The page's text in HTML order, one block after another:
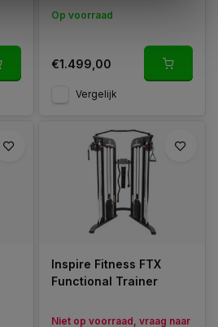
Op voorraad
€1.499,00
Vergelijk
Inspire Fitness FTX
Functional Trainer
Niet op voorraad, vraag naar